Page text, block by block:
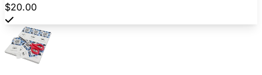
$20.00